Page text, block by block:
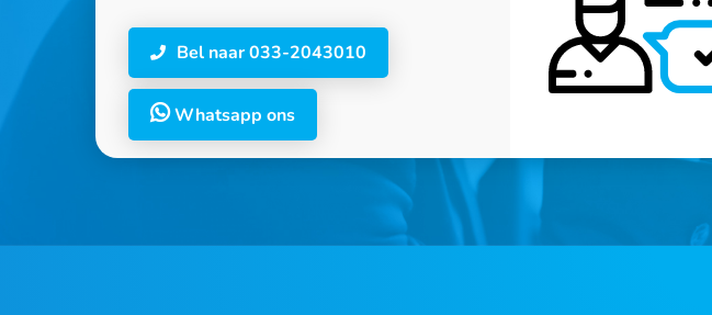
Bel naar 033-2043010
Whatsapp ons